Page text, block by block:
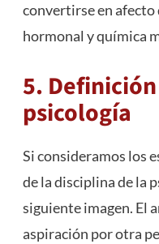
convertirse en
hormonal y química
5.
psicología
Si consideramos los
de la disciplina de la
siguiente imagen. El
aspiración por otra